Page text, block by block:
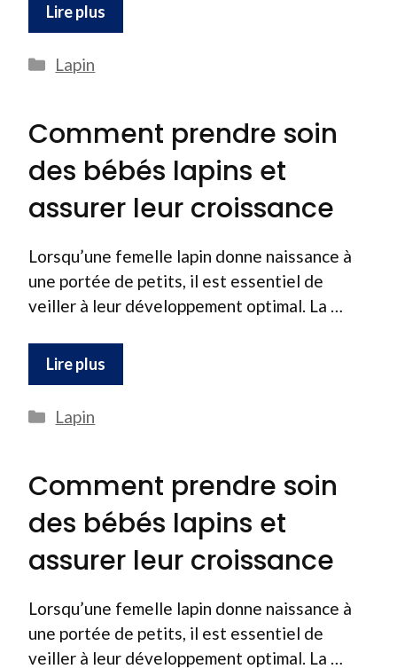
Lire plus
Catégories
Lapin
Comment prendre soin
des bébés lapins et
assurer leur croissance
Lorsqu’une femelle lapin donne naissance à
une portée de petits, il est essentiel de
veiller à leur développement optimal. La …
Lire plus
Catégories
Lapin
Comment prendre soin
des bébés lapins et
assurer leur croissance
Lorsqu’une femelle lapin donne naissance à
une portée de petits, il est essentiel de
veiller à leur développement optimal. La …